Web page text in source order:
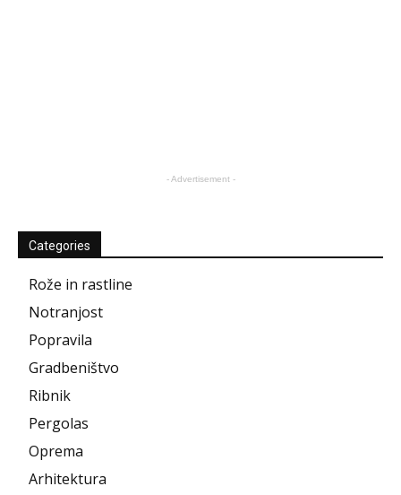
- Advertisement -
Categories
Rože in rastline
Notranjost
Popravila
Gradbeništvo
Ribnik
Pergolas
Oprema
Arhitektura